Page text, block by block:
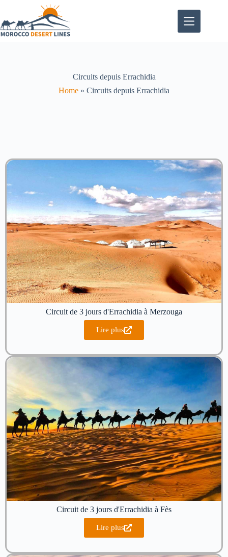
Circuits depuis Errachidia
Home » Circuits depuis Errachidia
Circuit de 3 jours d'Errachidia à Merzouga
Lire plus
Circuit de 3 jours d'Errachidia à Fès
Lire plus